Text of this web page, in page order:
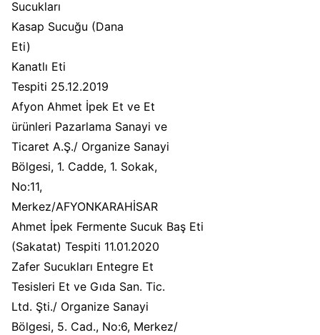
Sucukları
Kasap Sucuğu (Dana
Eti)
Kanatlı Eti
Tespiti 25.12.2019
Afyon Ahmet İpek Et ve Et
ürünleri Pazarlama Sanayi ve
Ticaret A.Ş./ Organize Sanayi
Bölgesi, 1. Cadde, 1. Sokak,
No:11,
Merkez/AFYONKARAHİSAR
Ahmet İpek Fermente Sucuk Baş Eti
(Sakatat) Tespiti 11.01.2020
Zafer Sucukları Entegre Et
Tesisleri Et ve Gıda San. Tic.
Ltd. Şti./ Organize Sanayi
Bölgesi, 5. Cad., No:6, Merkez/